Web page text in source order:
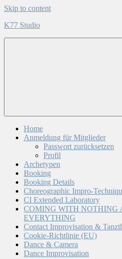
Skip to content
K77 Studio
Home
Anmeldung für Mitglieder
Passwort zurücksetzen
Profil
Archetypen
Booking
Booking Details
Choreographic Impro-
CI Extended Laboratory
COMING WITH NOTHING
EVERYTHING
Contact Improvisation &
Cookie-Richtlinie (EU)
Dance & Camera
Dance Improvisation